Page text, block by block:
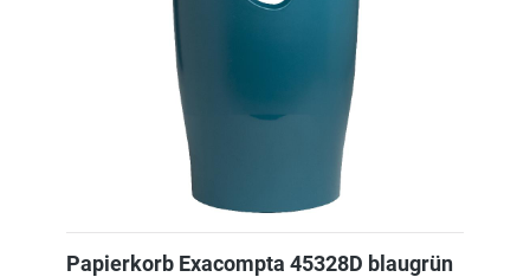
Papierkorb Exacompta 45328D blaugrün